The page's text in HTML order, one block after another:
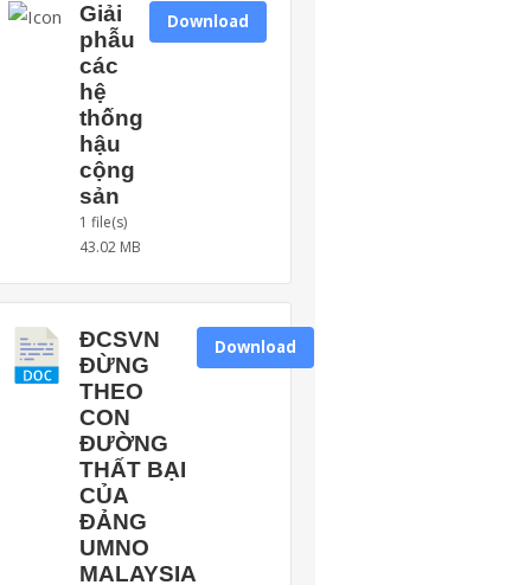
Giải
phẫu
các
hệ
thống
hậu
cộng
sản
1 file(s)
43.02 MB
Download
ĐCSVN
ĐỪNG
THEO
CON
ĐƯỜNG
THẤT BẠI
CỦA
ĐẢNG
UMNO
MALAYSIA
Download